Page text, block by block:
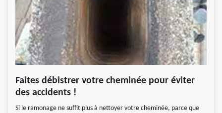
Faites débistrer votre cheminée pour éviter
des accidents !
Si le ramonage ne suffit plus à nettoyer votre cheminée, parce que